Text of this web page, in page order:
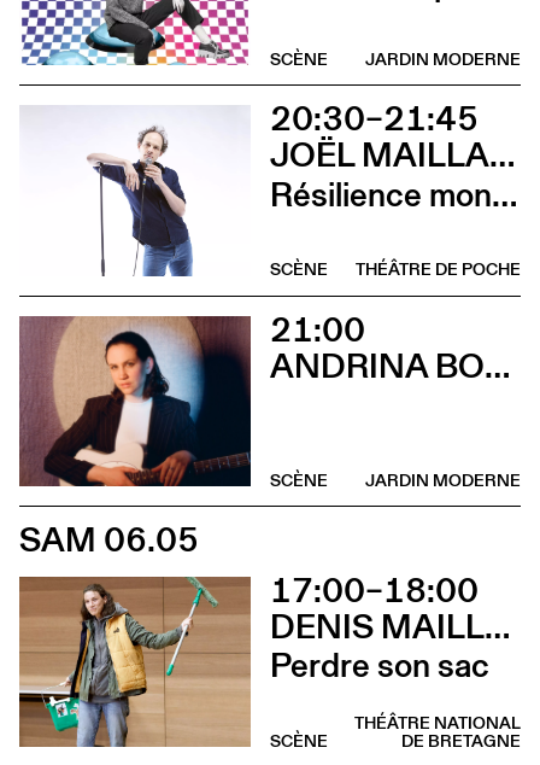
JARDIN MODERNE
SCÈNE
20:30–21:45
JOËL MAILLARD
Résilience mon cul
THÉÂTRE DE POCHE
SCÈNE
21:00
ANDRINA BOLLINGER
JARDIN MODERNE
SCÈNE
SAM 06.05
17:00–18:00
DENIS MAILLEFER ET PASCAL RAMBERT AVEC LOLA GIOUSSE
Perdre son sac
THÉÂTRE NATIONAL
DE BRETAGNE
SCÈNE